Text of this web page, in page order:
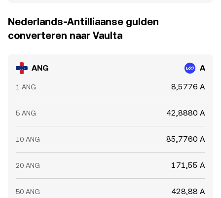
Nederlands-Antilliaanse gulden
converteren naar Vaulta
ANG A
1 ANG 8,5776 A
5 ANG 42,8880 A
10 ANG 85,7760 A
20 ANG 171,55 A
50 ANG 428,88 A